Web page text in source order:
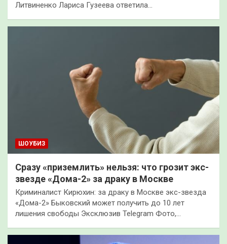
Литвиненко Лариса Гузеева ответила…
ШОУБИЗ
Сразу «приземлить» нельзя: что грозит экс-
звезде «Дома-2» за драку в Москве
Криминалист Кирюхин: за драку в Москве экс-звезда
«Дома-2» Быковский может получить до 10 лет
лишения свободы Эксклюзив Telegram Фото,…